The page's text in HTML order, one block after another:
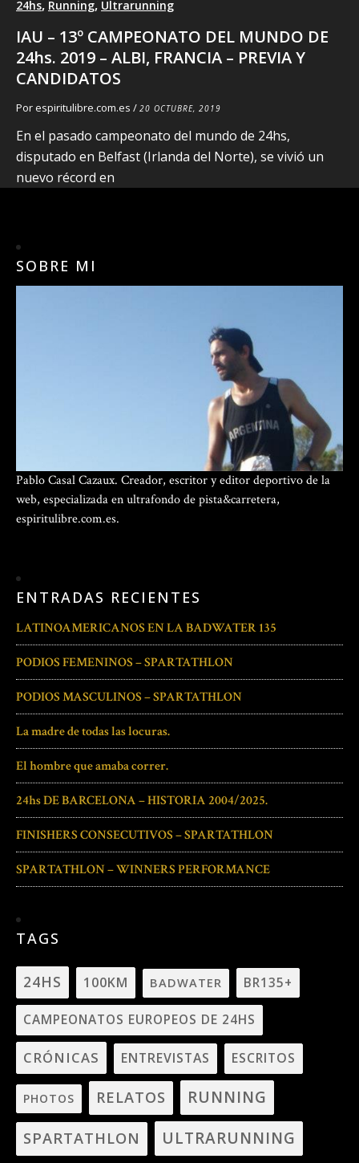
24hs, Running, Ultrarunning
IAU – 13º CAMPEONATO DEL MUNDO DE
24hs. 2019 – ALBI, FRANCIA – PREVIA Y
CANDIDATOS
Porespiritulibre.com.es / 20 OCTUBRE, 2019
En el pasado campeonato del mundo de 24hs,
disputado en Belfast (Irlanda del Norte), se vivió un
nuevo récord en
SOBRE MI
Pablo Casal Cazaux. Creador, escritor y editor deportivo de la
web, especializada en ultrafondo de pista&carretera,
espiritulibre.com.es.
ENTRADAS RECIENTES
LATINOAMERICANOS EN LA BADWATER 135
PODIOS FEMENINOS – SPARTATHLON
PODIOS MASCULINOS – SPARTATHLON
La madre de todas las locuras.
El hombre que amaba correr.
24hs DE BARCELONA – HISTORIA 2004/2025.
FINISHERS CONSECUTIVOS – SPARTATHLON
SPARTATHLON – WINNERS PERFORMANCE
TAGS
24HS 100KM BADWATER BR135+
CAMPEONATOS EUROPEOS DE 24HS
CRÓNICAS ENTREVISTAS ESCRITOS
PHOTOS RELATOS RUNNING
SPARTATHLON ULTRARUNNING